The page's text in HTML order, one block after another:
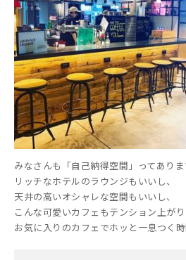
みなさんも「自己納得空間」ってありま
リッチなホテルのラウンジもいいし、
天井の高いオシャレな空間もいいし、
こんな可愛いカフェもテンション上が
お気に入りのカフェでホッと一息つく